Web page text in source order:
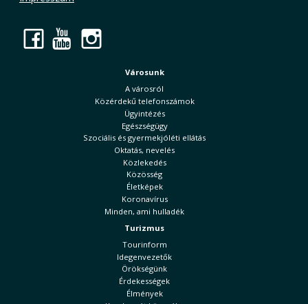
Facebook
YouTube
Városunk
A városról
Közérdekű telefonszámok
Ügyintézés
Egészségügy
Szociális és gyermekjóléti ellátás
Oktatás, nevelés
Közlekedés
Közösség
Életképek
Koronavírus
Minden, ami hulladék
Turizmus
Tourinform
Idegenvezetők
Örökségünk
Érdekességek
Élmények